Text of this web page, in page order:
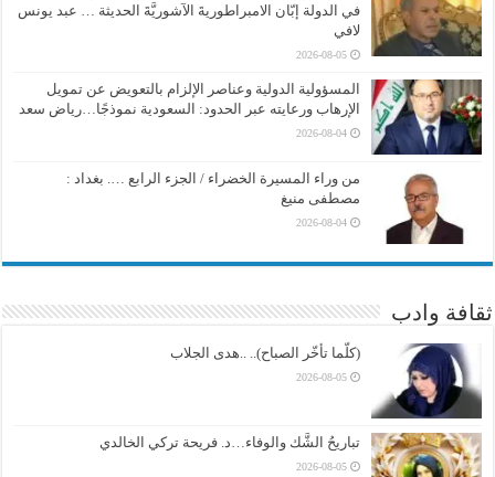
في الدولة إبّان الامبراطوريةَ الآشوريَّةَ الحديثة … عبد يونس
لافي
2026-08-05
المسؤولية الدولية وعناصر الإلزام بالتعويض عن تمويل
الإرهاب ورعايته عبر الحدود: السعودية نموذجًا…رياض سعد
2026-08-04
من وراء المسيرة الخضراء / الجزء الرابع …. بغداد :
مصطفى منيغ
2026-08-04
ثقافة وادب
(كلّما تأخّر الصباح).. ..هدى الجلاب
2026-08-05
تباريحُ الشَّك والوفاء…د. فريحة تركي الخالدي
2026-08-05